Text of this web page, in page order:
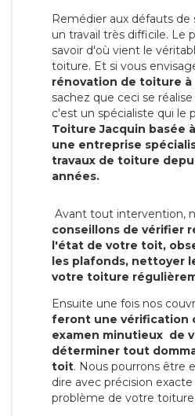
Remédier aux défauts
un travail très difficile. Le
savoir d'où vient le
toiture. Et si vous
rénovation de toiture
sachez que ceci se
c'est un spécialiste qui le
Toiture Jacquin basée
une entreprise
travaux de toiture
années.
Avant tout intervention,
conseillons de vérifier
l'état de votre toit,
les plafonds, nettoyer
votre toiture
Ensuite une fois nos
feront une vérification
examen minutieux de
déterminer tout
toit. Nous pourrons être
dire avec précision
problème de votre toiture.